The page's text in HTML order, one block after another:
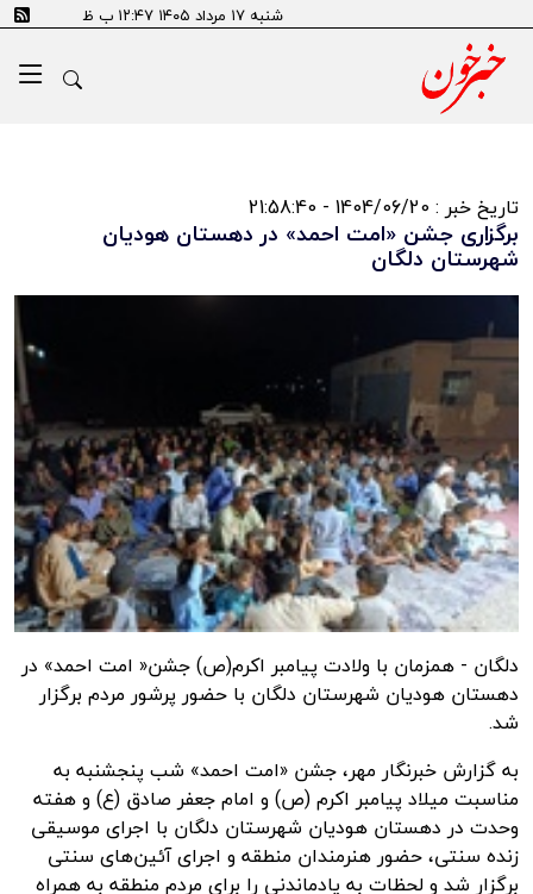
شنبه ۱۷ مرداد ۱۴۰۵ ۱۲:۴۷ ب ظ
تاریخ خبر : 1404/06/20 - 21:58:40
برگزاری جشن «امت احمد» در دهستان هودیان
شهرستان دلگان
دلگان - همزمان با ولادت پیامبر اکرم(ص) جشن« امت احمد» در
دهستان هودیان شهرستان دلگان با حضور پرشور مردم برگزار
شد.
به گزارش خبرنگار مهر، جشن «امت احمد» شب پنجشنبه به
مناسبت میلاد پیامبر اکرم (ص) و امام جعفر صادق (ع) و هفته
وحدت در دهستان هودیان شهرستان دلگان با اجرای موسیقی
زنده سنتی، حضور هنرمندان منطقه و اجرای آئین‌های سنتی
برگزار شد و لحظات به یادماندنی را برای مردم منطقه به همراه